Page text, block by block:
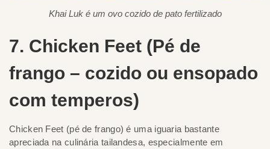
Khai Luk é um ovo cozido de pato fertilizado
7. Chicken Feet (Pé de
frango – cozido ou ensopado
com temperos)
Chicken Feet (pé de frango) é uma iguaria bastante
apreciada na culinária tailandesa, especialmente em